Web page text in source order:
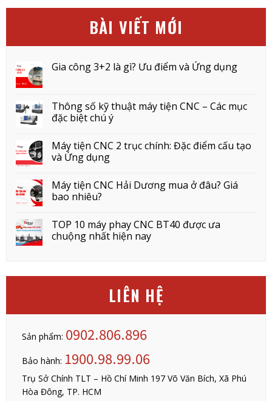
BÀI VIẾT MỚI
Gia công 3+2 là gì? Ưu điểm và Ứng dụng
Thông số kỹ thuật máy tiện CNC – Các mục
đặc biệt chú ý
Máy tiện CNC 2 trục chính: Đặc điểm cấu tạo
và Ứng dụng
Máy tiện CNC Hải Dương mua ở đâu? Giá
bao nhiêu?
TOP 10 máy phay CNC BT40 được ưa
chuộng nhất hiện nay
LIÊN HỆ
Sản phẩm: 0902.806.896
Bảo hành: 1900.98.99.06
Trụ Sở Chính TLT – Hồ Chí Minh 197 Võ Văn Bích, Xã Phú
Hòa Đông, TP. HCM